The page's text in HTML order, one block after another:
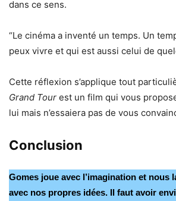
dans ce sens.
“Le cinéma a inventé un temps. Un
peux vivre et qui est aussi celui de
Cette réflexion s’applique tout
Grand Tour est un film qui vous
lui mais n’essaiera pas de vous
Conclusion
Gomes joue avec l’imagination et nous
avec nos propres idées. Il faut avoir